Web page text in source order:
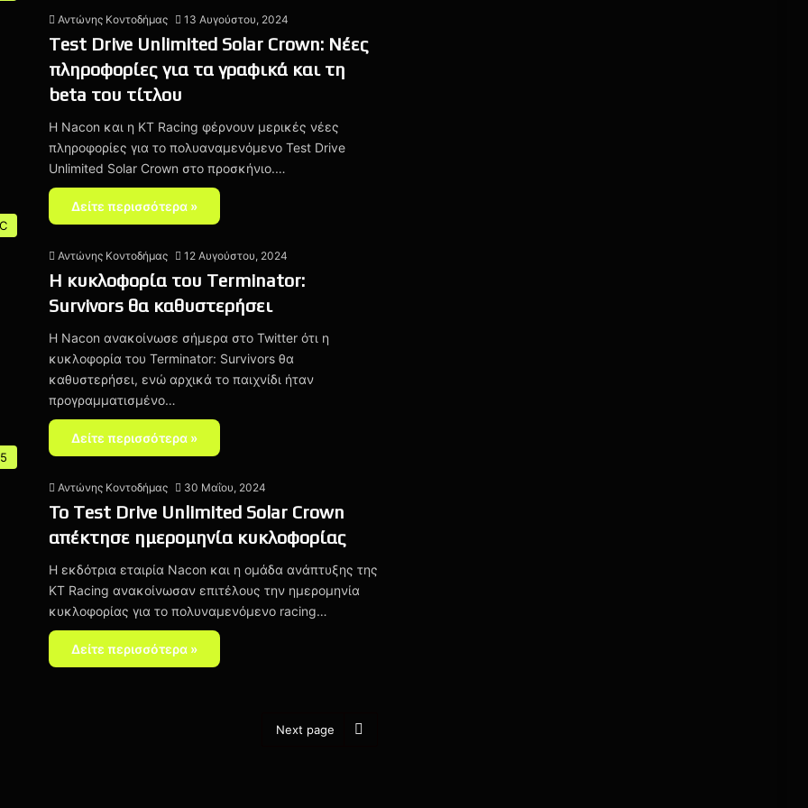
Αντώνης Κοντοδήμας 13 Αυγούστου, 2024
Test Drive Unlimited Solar Crown: Νέες
πληροφορίες για τα γραφικά και τη
beta του τίτλου
Η Nacon και η KT Racing φέρνουν μερικές νέες
πληροφορίες για το πολυαναμενόμενο Test Drive
Unlimited Solar Crown στο προσκήνιο.…
Δείτε περισσότερα »
Αντώνης Κοντοδήμας 12 Αυγούστου, 2024
Η κυκλοφορία του Terminator:
Survivors θα καθυστερήσει
Η Nacon ανακοίνωσε σήμερα στο Twitter ότι η
κυκλοφορία του Terminator: Survivors θα
καθυστερήσει, ενώ αρχικά το παιχνίδι ήταν
προγραμματισμένο…
Δείτε περισσότερα »
Αντώνης Κοντοδήμας 30 Μαΐου, 2024
Το Test Drive Unlimited Solar Crown
απέκτησε ημερομηνία κυκλοφορίας
Η εκδότρια εταιρία Nacon και η ομάδα ανάπτυξης της
KT Racing ανακοίνωσαν επιτέλους την ημερομηνία
κυκλοφορίας για το πολυναμενόμενο racing…
Δείτε περισσότερα »
Next page